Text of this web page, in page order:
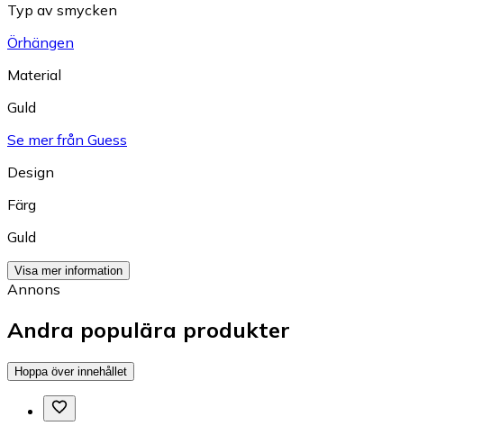
Typ av smycken
Örhängen
Material
Guld
Se mer från Guess
Design
Färg
Guld
Visa mer information
Annons
Andra populära produkter
Hoppa över innehållet